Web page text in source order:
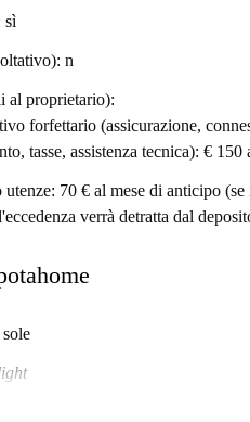
sì
n
al proprietario):
forfettario (assicurazione,
tasse, assistenza tecnica): € 150
utenze: 70 € al mese di anticipo
verrà detratta dal